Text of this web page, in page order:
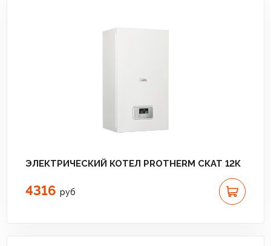
ЭЛЕКТРИЧЕСКИЙ КОТЕЛ PROTHERM СКАТ 12К
4316 руб